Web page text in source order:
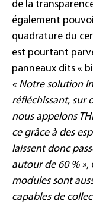
de la
également
quadrature du
est pourtant
panneaux dits «
« Notre solution
réfléchissant, sur
nous appelons
ce grâce à des
laissent donc
autour de 60 % »,
modules sont
capables de